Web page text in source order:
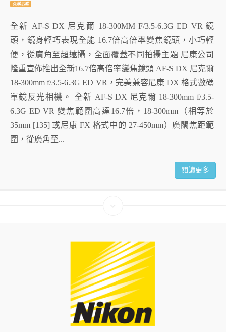
促銷活動
全新 AF-S DX 尼克爾 18-300MM F/3.5-6.3G ED VR 鏡
頭，鏡身輕巧表現全能 16.7倍高倍率變焦鏡頭，小巧輕
便，從廣角至超遠攝，全面覆蓋不同拍攝主題 尼康公司
隆重宣佈推出全新16.7倍高倍率變焦鏡頭 AF-S DX 尼克爾
18-300mm f/3.5-6.3G ED VR，完美兼容尼康 DX 格式數碼
單鏡反光相機。 全新 AF-S DX 尼克爾 18-300mm f/3.5-
6.3G ED VR 變焦範圍高達16.7倍，18-300mm（相等於
35mm [135] 或尼康 FX 格式中的 27-450mm）廣闊焦距範
圍，從廣角至...
閱讀更多